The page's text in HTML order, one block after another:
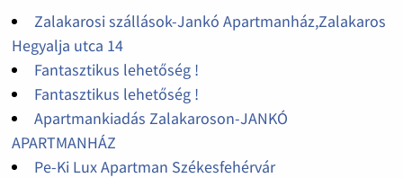
Zalakarosi szállások-Jankó Apartmanház,Zalakaros
Hegyalja utca 14
Fantasztikus lehetőség !
Fantasztikus lehetőség !
Apartmankiadás Zalakaroson-JANKÓ
APARTMANHÁZ
Pe-Ki Lux Apartman Székesfehérvár